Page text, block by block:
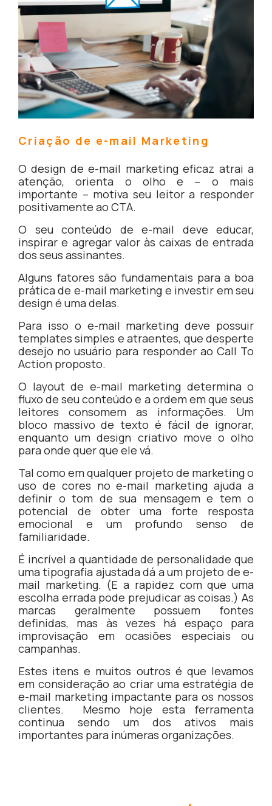
Criação de e-mail Marketing
O design de e-mail marketing eficaz atrai a
atenção, orienta o olho e – o mais
importante – motiva seu leitor a responder
positivamente ao CTA.
O seu conteúdo de e-mail deve educar,
inspirar e agregar valor às caixas de entrada
dos seus assinantes.
Alguns fatores são fundamentais para a boa
prática de e-mail marketing e investir em seu
design é uma delas.
Para isso o e-mail marketing deve possuir
templates simples e atraentes, que desperte
desejo no usuário para responder ao Call To
Action proposto.
O layout de e-mail marketing determina o
fluxo de seu conteúdo e a ordem em que seus
leitores consomem as informações. Um
bloco massivo de texto é fácil de ignorar,
enquanto um design criativo move o olho
para onde quer que ele vá.
Tal como em qualquer projeto de marketing o
uso de cores no e-mail marketing ajuda a
definir o tom de sua mensagem e tem o
potencial de obter uma forte resposta
emocional e um profundo senso de
familiaridade.
É incrível a quantidade de personalidade que
uma tipografia ajustada dá a um projeto de e-
mail marketing. (E a rapidez com que uma
escolha errada pode prejudicar as coisas.) As
marcas geralmente possuem fontes
definidas, mas às vezes há espaço para
improvisação em ocasiões especiais ou
campanhas.
Estes itens e muitos outros é que levamos
em consideração ao criar uma estratégia de
e-mail marketing impactante para os nossos
clientes. Mesmo hoje esta ferramenta
continua sendo um dos ativos mais
importantes para inúmeras organizações.